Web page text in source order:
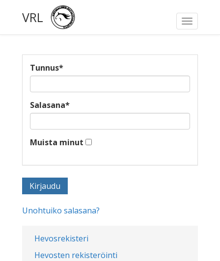
Toggle
VRL
Hevosrekisteri
Hevosten rekisteröinti
Tunnus*
Salasana*
Muista minut
Unohtuiko salasana?